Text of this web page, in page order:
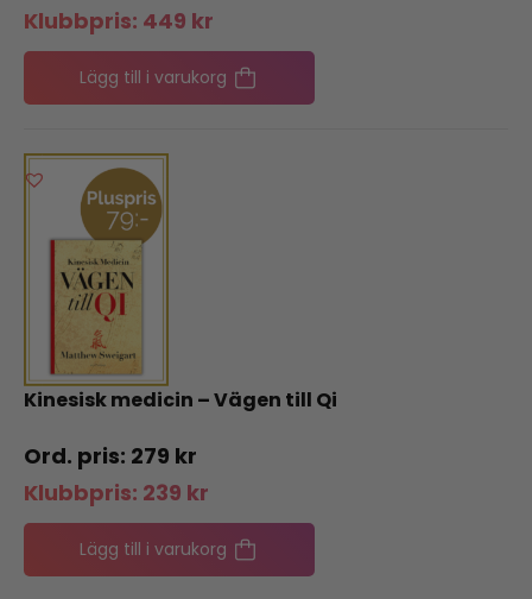
Klubbpris: 449 kr
Lägg till i varukorg
Kinesisk medicin – Vägen till Qi
279 kr
Klubbpris: 239 kr
Lägg till i varukorg